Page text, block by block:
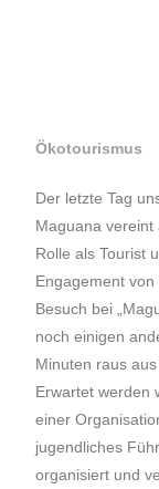
Ökotourismus
Der letzte Tag
Maguana
Rolle als Tourist
Engagement
Besuch bei
noch einigen
Minuten raus
Erwartet werden
einer
jugendliches
organisiert und